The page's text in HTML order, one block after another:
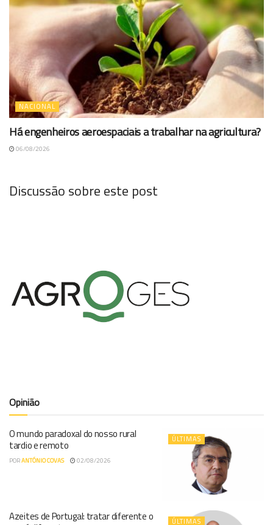
NACIONAL
Há engenheiros aeroespaciais a trabalhar na agricultura?
06/08/2026
Discussão sobre este post
Opinião
ÚLTIMAS
O mundo paradoxal do nosso rural
tardio e remoto
PORANTÓNIO COVAS 02/08/2026
ÚLTIMAS
Azeites de Portugal: tratar diferente o